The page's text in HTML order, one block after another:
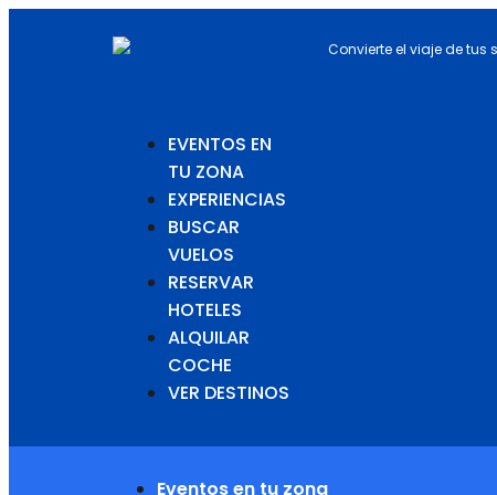
Convierte el viaje de tus
EVENTOS EN
TU ZONA
EXPERIENCIAS
BUSCAR
VUELOS
RESERVAR
HOTELES
ALQUILAR
COCHE
VER DESTINOS
Eventos en tu zona